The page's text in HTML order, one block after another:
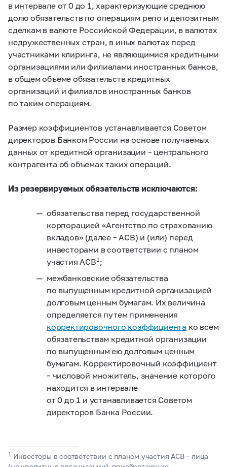
в интервале от 0 до 1, характеризующие среднюю
долю обязательств по операциям репо и депозитным
сделкам в валюте Российской Федерации, в валютах
недружественных стран, в иных валютах перед
участниками клиринга, не являющимися кредитными
организациями или филиалами иностранных банков,
в общем объеме обязательств кредитных
организаций и филиалов иностранных банков
по таким операциям.
Размер коэффициентов устанавливается Советом
директоров Банком России на основе получаемых
данных от кредитной организации – центрального
контрагента об объемах таких операций.
Из резервируемых обязательств исключаются:
обязательства перед государственной
корпорацией «Агентство по страхованию
вкладов» (далее – АСВ) и (или) перед
инвесторами в соответствии с планом
участия АСВ1;
межбанковские обязательства
по выпущенным кредитной организацией
долговым ценным бумагам. Их величина
определяется путем применения
корректировочного коэффициента ко всем
обязательствам кредитной организации
по выпущенным ею долговым ценным
бумагам. Корректировочный коэффициент
– числовой множитель, значение которого
находится в интервале
от 0 до 1 и устанавливается Советом
директоров Банка России.
1Инвесторы в соответствии с планом участия АСВ – лица